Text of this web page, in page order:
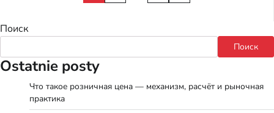
Поиск
Поиск
Ostatnie posty
Что такое розничная цена — механизм, расчёт и рыночная
практика